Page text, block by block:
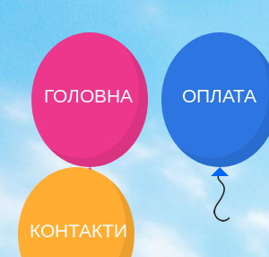
ГОЛОВНА ОПЛАТА
КОНТАКТИ